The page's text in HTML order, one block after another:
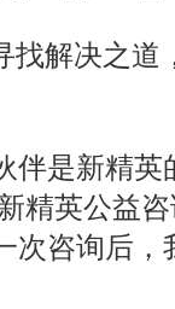
找解决之
伴是新精
精英公益
次咨询后